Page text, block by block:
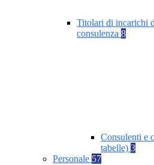
Titolari di incarichi
consulenza 8
Consulenti e
tabelle) 3
Personale 57